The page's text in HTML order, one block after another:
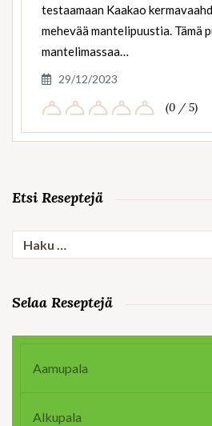
testaamaan Kaakao
mehevää mantelipuustia. Tämä
mantelimassaa…
29/12/2023
(0 / 5)
Etsi Reseptejä
Haku:
Selaa Reseptejä
Aamupala
Alkupala